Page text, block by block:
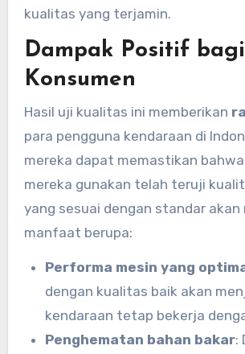
kualitas yang terjamin.
Dampak Positif bagi
Konsumen
Hasil uji kualitas ini memberikan
para pengguna kendaraan di
mereka dapat memastikan bahwa
mereka gunakan telah teruji
yang sesuai dengan standar akan
manfaat berupa:
Performa mesin yang
dengan kualitas baik akan
kendaraan tetap bekerja
Penghematan bahan bakar: